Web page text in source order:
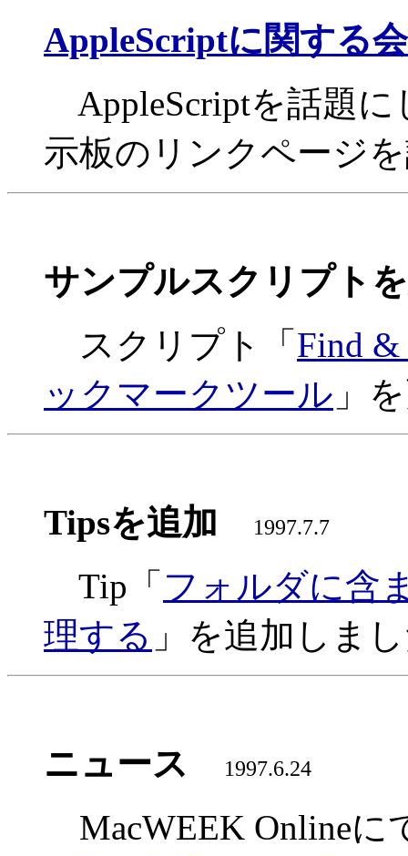
AppleScriptに関する
AppleScriptを話題に
示板のリンクページ
サンプルスクリプト
スクリプト「 Find &
ックマークツール 」
Tipsを追加 1997.7.7
Tip「 フォルダに含
理する 」を追加しま
ニュース 1997.6.24
MacWEEK Onlineに